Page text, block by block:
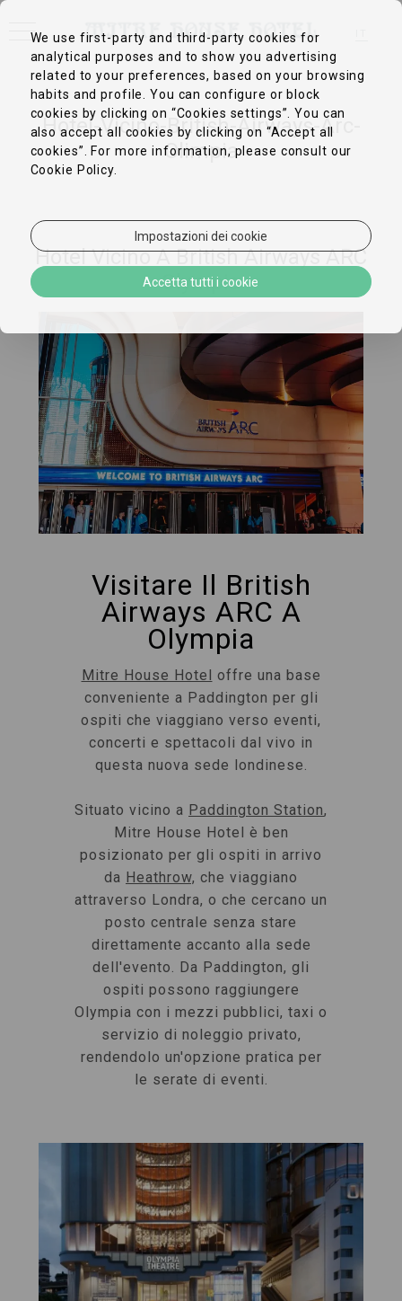
FR
DE
Hotel-Vicino-British-Airways-Arc-
Olimpia
Hotel Vicino A British Airways ARC
Olympia
Visitare Il British
Airways ARC A
Olympia
Mitre House Hotel offre una base
conveniente a Paddington per gli
ospiti che viaggiano verso eventi,
concerti e spettacoli dal vivo in
questa nuova sede londinese.
Situato vicino a Paddington Station,
Mitre House Hotel è ben
posizionato per gli ospiti in arrivo
da Heathrow, che viaggiano
attraverso Londra, o che cercano un
posto centrale senza stare
direttamente accanto alla sede
dell'evento. Da Paddington, gli
ospiti possono raggiungere
Olympia con i mezzi pubblici, taxi o
servizio di noleggio privato,
rendendolo un'opzione pratica per
le serate di eventi.
We use first-party and third-party cookies for
analytical purposes and to show you advertising
related to your preferences, based on your browsing
habits and profile. You can configure or block
cookies by clicking on “Cookies settings”. You can
also accept all cookies by clicking on “Accept all
cookies”. For more information, please consult our
Cookie Policy.
Impostazioni dei cookie
Accetta tutti i cookie